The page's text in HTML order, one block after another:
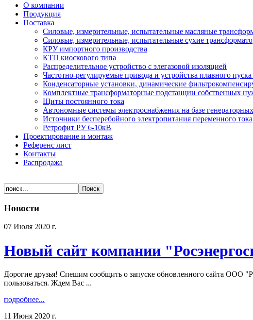
О компании
Продукция
Поставка
Силовые, измерительные, испытательные масляные
Силовые, измерительные, испытательные сухие
КРУ импортного производства
КТП киоскового типа
Распределительное устройство с элегазовой изоляцией
Частотно-регулируемые привода и устройства плавного
Конденсаторные установки, динамические
Комплектные трансформаторные подстанции собственных
Щиты постоянного тока
Автономные системы электроснабжения на базе
Источники бесперебойного электропитания переменного тока
Ретрофит РУ 6-10кВ
Проектирование и монтаж
Референс лист
Контакты
Распродажа
Новости
07 Июля 2020 г.
Новый сайт компании
Дорогие друзья! Спешим сообщить о запуске обновленного сайта ООО
пользоваться. Ждем Вас ...
подробнее...
11 Июня 2020 г.